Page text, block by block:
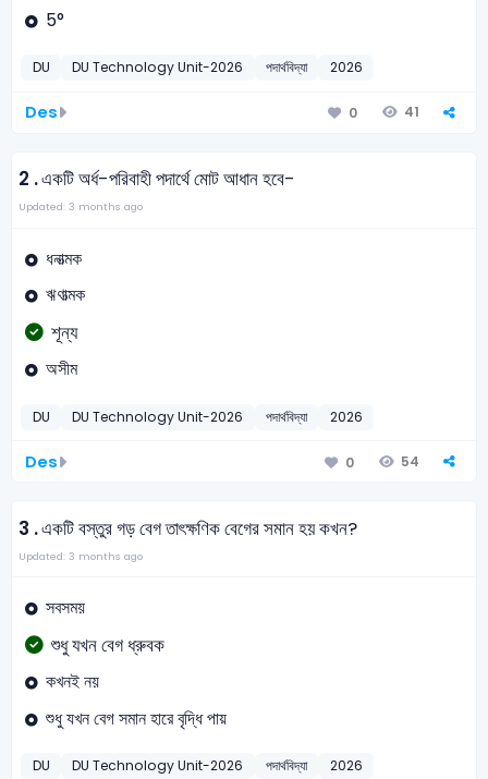
5°
DU DU Technology Unit-2026 পদার্থবিদ্যা 2026
Des 0 41
2 .একটি অর্ধ-পরিবাহী পদার্থে মোট আধান হবে-
Updated: 3 months ago
ধনাত্মক
ঋণাত্মক
শূন্য
অসীম
DU DU Technology Unit-2026 পদার্থবিদ্যা 2026
Des 0 54
3 .একটি বস্তুর গড় বেগ তাৎক্ষণিক বেগের সমান হয় কখন?
Updated: 3 months ago
সবসময়
শুধু যখন বেগ ধ্রুবক
কখনই নয়
শুধু যখন বেগ সমান হারে বৃদ্ধি পায়
DU DU Technology Unit-2026 পদার্থবিদ্যা 2026